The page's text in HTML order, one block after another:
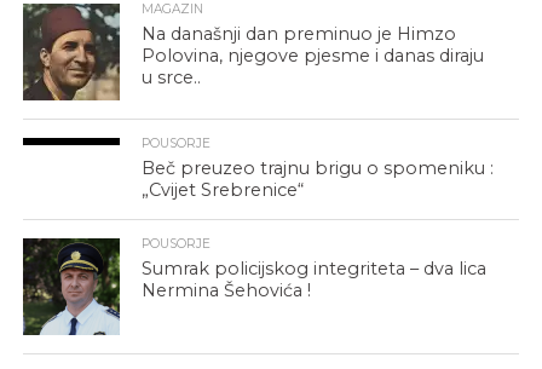
MAGAZIN
Na današnji dan preminuo je Himzo
Polovina, njegove pjesme i danas diraju
u srce..
POUSORJE
Beč preuzeo trajnu brigu o spomeniku :
„Cvijet Srebrenice“
POUSORJE
Sumrak policijskog integriteta – dva lica
Nermina Šehovića !